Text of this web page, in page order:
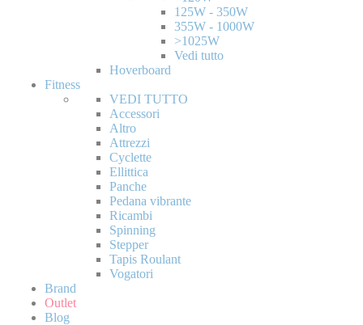
125W - 350W
355W - 1000W
>1025W
Vedi tutto
Hoverboard
Fitness
VEDI TUTTO
Accessori
Altro
Attrezzi
Cyclette
Ellittica
Panche
Pedana vibrante
Ricambi
Spinning
Stepper
Tapis Roulant
Vogatori
Brand
Outlet
Blog